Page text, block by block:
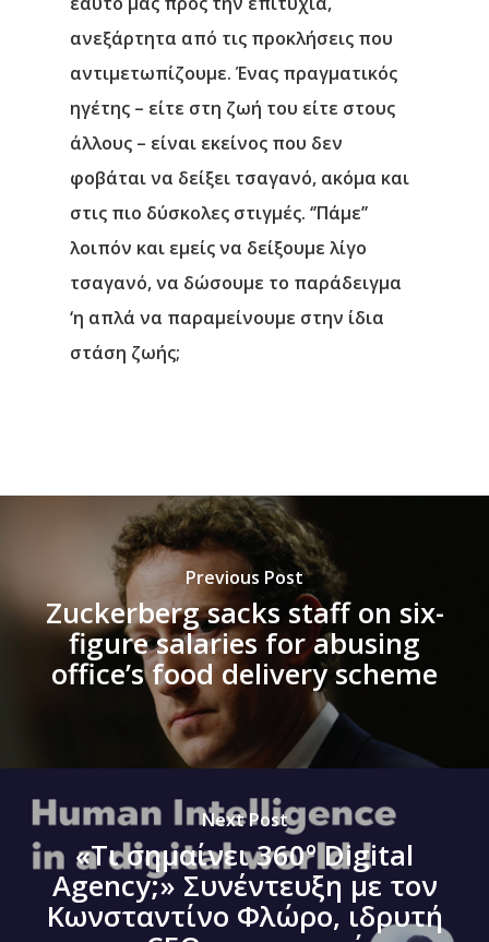
ανεξάρτητα από τις προκλήσεις που
αντιμετωπίζουμε. Ένας πραγματικός
ηγέτης – είτε στη ζωή του είτε στους
άλλους – είναι εκείνος που δεν
φοβάται να δείξει τσαγανό, ακόμα και
στις πιο δύσκολες στιγμές. ‘’Πάμε’’
λοιπόν και εμείς να δείξουμε λίγο
τσαγανό, να δώσουμε το παράδειγμα
‘η απλά να παραμείνουμε στην ίδια
στάση ζωής;
Previous Post
Zuckerberg sacks staff on six-
figure salaries for abusing
office’s food delivery scheme
Next Post
«​Τι σημαίνει 360º Digital
Agency;» Συνέντευξη με τον
Κωνσταντίνο Φλώρο, ιδρυτή